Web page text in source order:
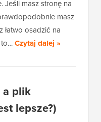
Jeśli masz stronę na
masz
łatwo osadzić na
to…Czytaj dalej »
a plik
lepsze?)